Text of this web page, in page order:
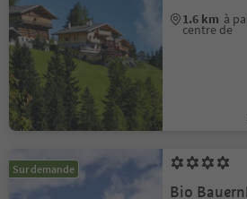
1.6 km à
centre de
Sur demande
Bio